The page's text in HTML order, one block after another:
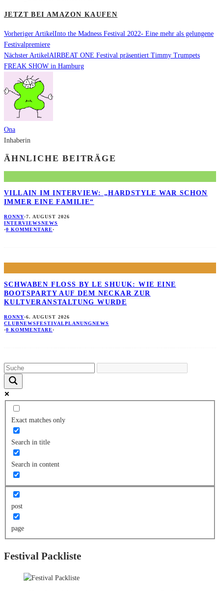
JETZT BEI AMAZON KAUFEN
Vorheriger ArtikelInto the Madness Festival 2022- Eine mehr als gelungene
Festivalpremiere
Nächster Artikel AIRBEAT ONE Festival präsentiert Timmy Trumpets
FREAK SHOW in Hamburg
Ona
Inhaberin
ÄHNLICHE BEITRÄGE
VILLAIN IM INTERVIEW: „HARDSTYLE WAR SCHON
IMMER EINE FAMILIE“
RONNY·7. AUGUST 2026
INTERVIEWSNEWS
·0 KOMMENTARE·
SCHWABEN FLOSS BY LE SHUUK: WIE EINE B
OOTSPARTY AUF DEM NECKAR ZUR K
ULTVERANSTALTUNG WURDE
RONNY·6. AUGUST 2026
CLUBNEWSFESTIVALPLANUNGNEWS
·0 KOMMENTARE·
Exact matches only
Search in title
Search in content
post
page
Festival Packliste